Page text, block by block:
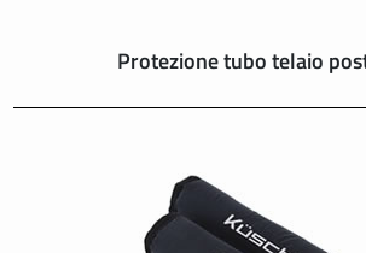
Protezione tubo telaio